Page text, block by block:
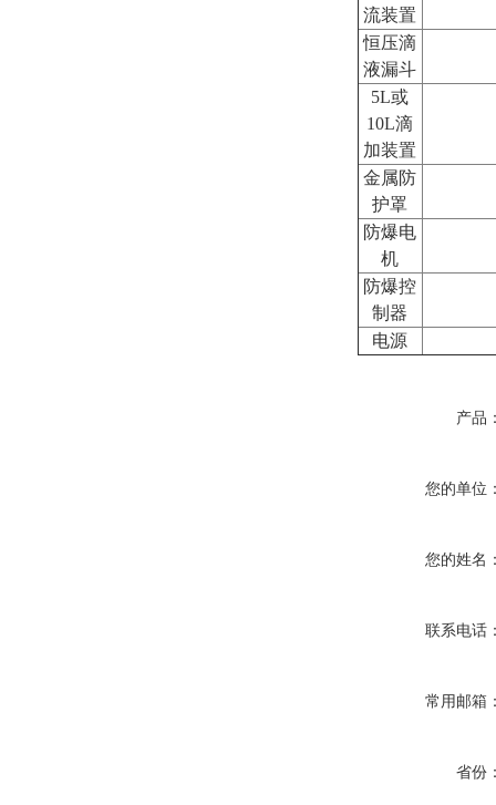
流装置
恒压滴
液漏斗
5L或
10L滴
加装置
金属防
护罩
防爆电
机
防爆控
制器
电源
产品
您的单位
您的姓名
联系电话
常用邮箱
省份